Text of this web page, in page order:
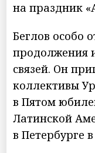
на праздник
Беглов особо
продолжения
связей. Он
коллективы
в Пятом
Латинской
в Петербурге